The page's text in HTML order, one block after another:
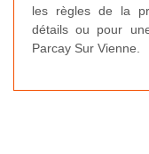
les règles de la
détails ou pour
Parcay Sur Vienne.